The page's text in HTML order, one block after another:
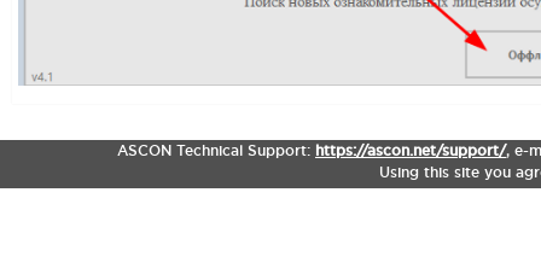
ASCON Technical Support: https://ascon.net/support/, e-
Using this site you